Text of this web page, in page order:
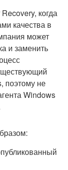
когда
качества в
может
и заменить
поэтому не
Windows